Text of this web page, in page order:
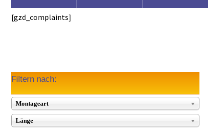
[gzd_complaints]
Filtern nach:
Montageart
Länge